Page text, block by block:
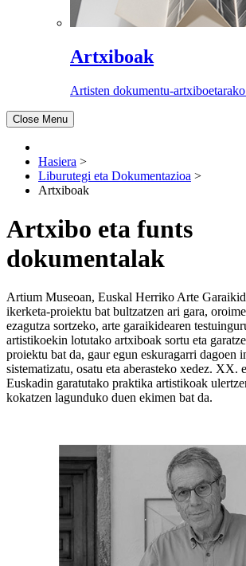
Artxiboak
Artisten dokumentu-artxiboetarako
Close Menu
Hasiera >
Liburutegi eta Dokumentazioa >
Artxiboak
Artxibo eta funts
dokumentalak
Artium Museoan, Euskal Herriko Arte
ikerketa-proiektu bat bultzatzen ari gara,
ezagutza sortzeko, arte garaikidearen
artistikoekin lotutako artxiboak sortu eta
proiektu bat da, gaur egun eskuragarri dagoen
sistematizatu, osatu eta aberasteko xedez. XX.
Euskadin garatutako praktika artistikoak
kokatzen lagunduko duen ekimen bat da.